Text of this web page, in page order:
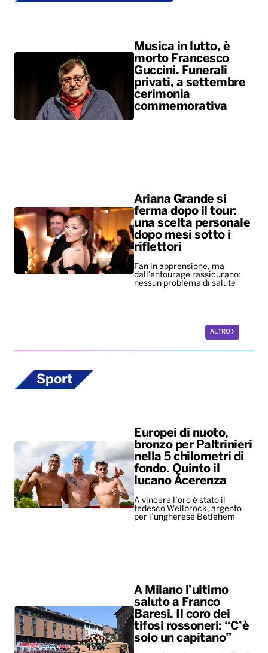
Musica in lutto, è
morto Francesco
Guccini. Funerali
privati, a settembre
cerimonia
commemorativa
Ariana Grande si
ferma dopo il tour:
una scelta personale
dopo mesi sotto i
riflettori
Fan in apprensione, ma
dall'entourage rassicurano:
nessun problema di salute
ALTRO
Sport
Europei di nuoto,
bronzo per Paltrinieri
nella 5 chilometri di
fondo. Quinto il
lucano Acerenza
A vincere l’oro è stato il
tedesco Wellbrock, argento
per l’ungherese Betlehem
A Milano l’ultimo
saluto a Franco
Baresi. Il coro dei
tifosi rossoneri: “C’è
solo un capitano”